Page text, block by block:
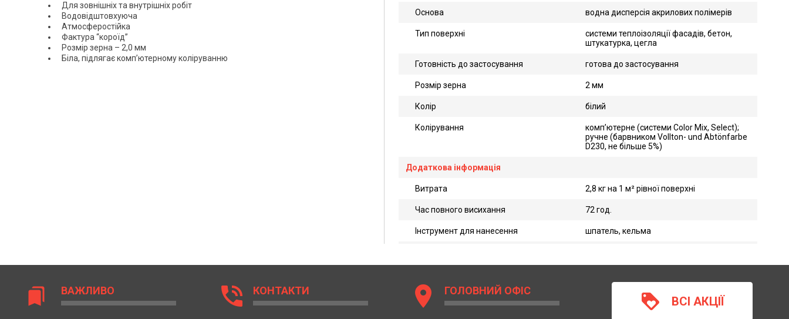
Для зовнішніх та внутрішніх робіт
Водовідштовхуюча
Атмосферостійка
Фактура “короїд”
Розмір зерна – 2,0 мм
Біла, підлягаєкомп’ютерному коліруванню
Основа водна дисперсія акрилових полімерів
Тип поверхні
системи теплоізоляції фасадів, бетон,
штукатурка, цегла
Готовність до застосування готова до застосування
Розмір зерна 2 мм
Колір білий
Колірування
комп’ютерне (системи Color Mix, Select);
ручне (барвником Vollton- und Abtönfarbe
D230, не більше 5%)
Додаткова інформація
Витрата 2,8 кг на 1 м² рівної поверхні
Час повного висихання 72 год.
Інструмент для нанесення шпатель, кельма
bookmarks ВАЖЛИВО phone_in_talk КОНТАКТИ location_on ГОЛОВНИЙ ОФІС
loyalty ВСІ АКЦІЇ